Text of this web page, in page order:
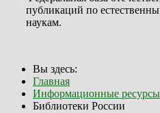
публикаций по
наукам.
Вы здесь:
Главная
Информационные ресурсы
Библиотеки России